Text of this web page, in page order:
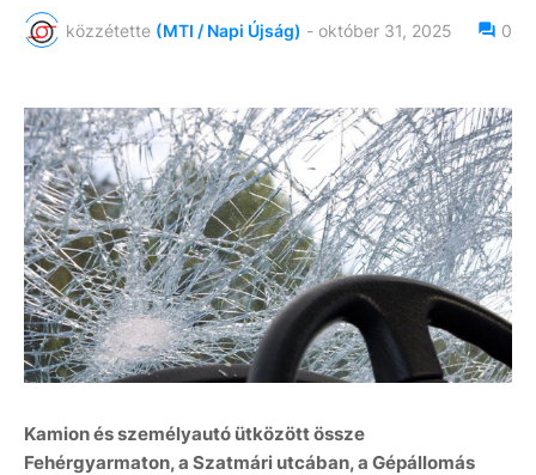
közzétette (MTI / Napi Újság) - október 31, 2025 0
Kamion és személyautó ütközött össze
Fehérgyarmaton, a Szatmári utcában, a Gépállomás